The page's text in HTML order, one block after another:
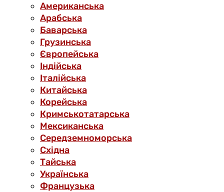
Американська
Арабська
Баварська
Грузинська
Європейська
Індійська
Італійська
Китайська
Корейська
Кримськотатарська
Мексиканська
Середземноморська
Східна
Тайська
Українська
Французька